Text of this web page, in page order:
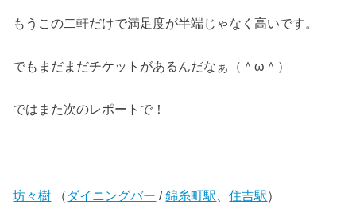
もうこの二軒だけで満足度が半端じゃなく高いです。
でもまだまだチケットがあるんだなぁ（＾ω＾）
ではまた次のレポートで！
坊々樹 （ ダイニングバー /錦糸町駅 、住吉駅）